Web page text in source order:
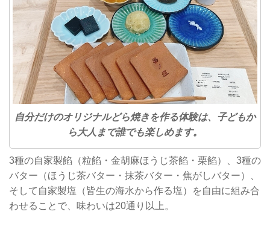
自分だけのオリジナルどら焼きを作る体験は、子どもか
ら大人まで誰でも楽しめます。
3種の自家製餡（粒餡・金胡麻ほうじ茶餡・栗餡）、3種の
バター（ほうじ茶バター・抹茶バター・焦がしバター）、
そして自家製塩（皆生の海水から作る塩）を自由に組み合
わせることで、味わいは20通り以上。